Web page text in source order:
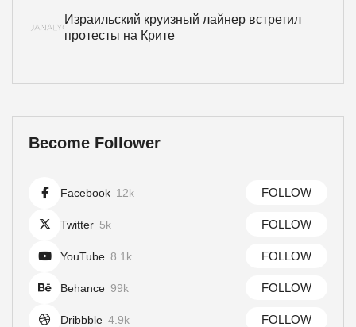
Израильский круизный лайнер встретил
протесты на Крите
Become Follower
Facebook 12k FOLLOW
Twitter 5k FOLLOW
YouTube 8.1k FOLLOW
Behance 99k FOLLOW
Dribbble 4.9k FOLLOW